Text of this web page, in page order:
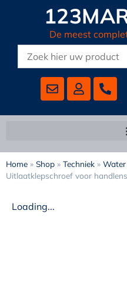
De meest
Home » Shop » Techniek »
Uitlaatklepschroef voor
Loading...